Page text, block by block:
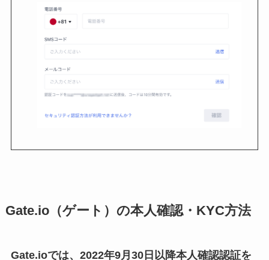
Gate.io（ゲート）の本人確認・KYC方法
Gate.ioでは、2022年9月30日以降本人確認認証を